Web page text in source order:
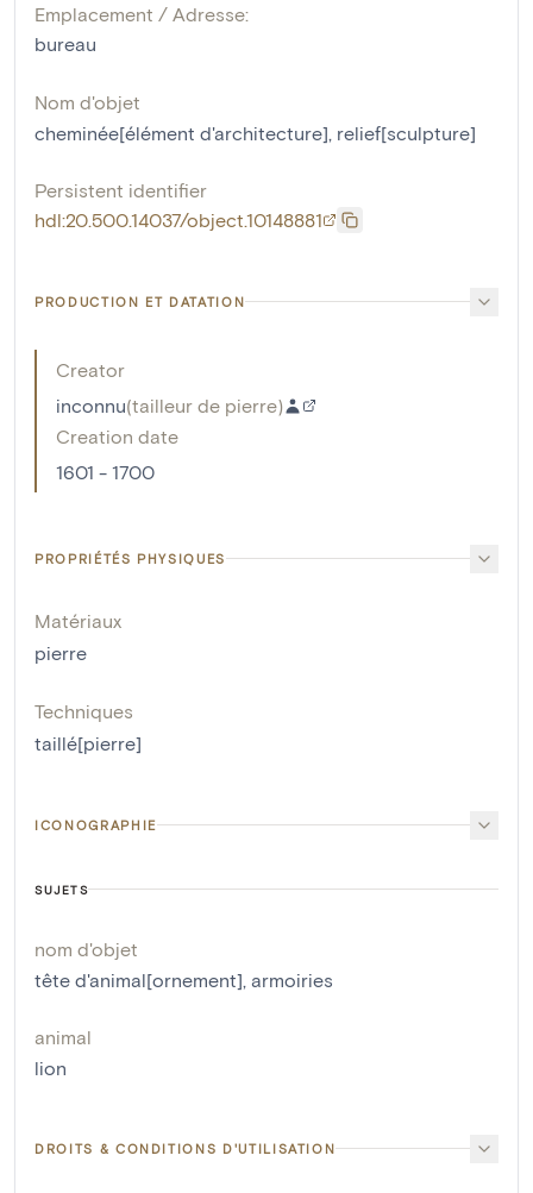
Emplacement / Adresse:
bureau
Nom d'objet
cheminée[élément d'architecture], relief[sculpture]
Persistent identifier
hdl:20.500.14037/object.10148881
PRODUCTION ET DATATION
Creator
inconnu(tailleur de pierre)
Creation date
1601 - 1700
PROPRIÉTÉS PHYSIQUES
Matériaux
pierre
Techniques
taillé[pierre]
ICONOGRAPHIE
SUJETS
nom d'objet
tête d'animal[ornement], armoiries
animal
lion
DROITS & CONDITIONS D'UTILISATION